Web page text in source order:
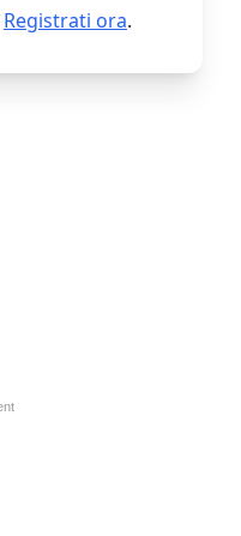
Registrati ora.